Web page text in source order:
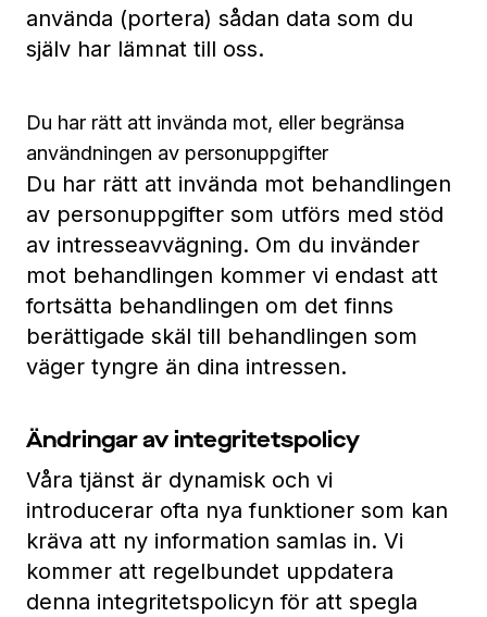
använda (portera) sådan data som du
själv har lämnat till oss.
Du har rätt att invända mot, eller begränsa
användningen av personuppgifter
Du har rätt att invända mot behandlingen
av personuppgifter som utförs med stöd
av intresseavvägning. Om du invänder
mot behandlingen kommer vi endast att
fortsätta behandlingen om det finns
berättigade skäl till behandlingen som
väger tyngre än dina intressen.
Ändringar av integritetspolicy
Våra tjänst är dynamisk och vi
introducerar ofta nya funktioner som kan
kräva att ny information samlas in. Vi
kommer att regelbundet uppdatera
denna integritetspolicyn för att spegla